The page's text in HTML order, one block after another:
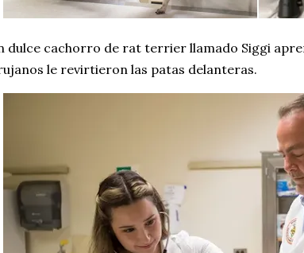
dulce cachorro de rat terrier llamado Siggi
le revirtieron las patas delanteras.